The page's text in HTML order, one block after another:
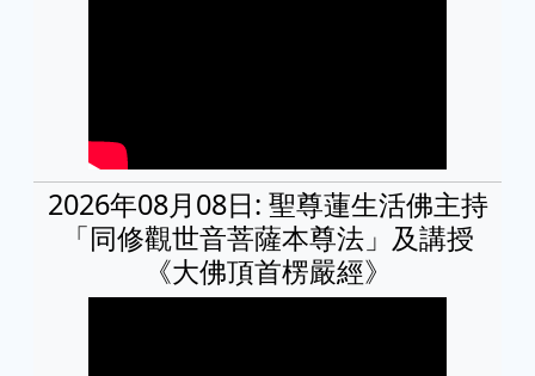
2026年08月08日: 聖尊蓮生活佛主持
「同修觀世音菩薩本尊法」及講授
《大佛頂首楞嚴經》